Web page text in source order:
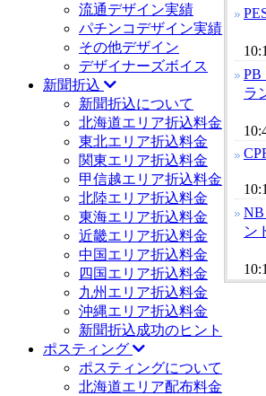
PB
ラ
NB
ン
流通デザイン実績
パチンコデザイン実績
その他デザイン
デザイナーズボイス
新聞折込
新聞折込について
北海道エリア折込料金
東北エリア折込料金
関東エリア折込料金
甲信越エリア折込料金
北陸エリア折込料金
東海エリア折込料金
近畿エリア折込料金
中国エリア折込料金
四国エリア折込料金
九州エリア折込料金
沖縄エリア折込料金
新聞折込成功のヒント
ポスティング
ポスティングについて
北海道エリア配布料金